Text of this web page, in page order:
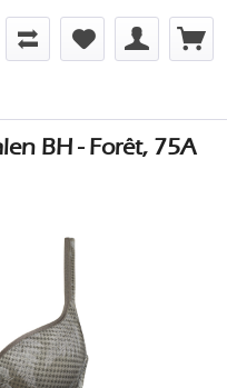
BH - Forêt, 75A